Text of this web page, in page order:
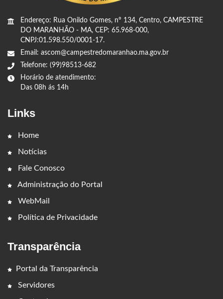
Endereço: Rua Onildo Gomes, nº 134, Centro, CAMPESTRE
DO MARANHÃO - MA, CEP: 65.968-000,
CNPJ:01.598.550/0001-17.
Email: ascom@campestredomaranhao.ma.gov.br
Telefone: (99)98513-682
Horário de atendimento:
Das 08h ás 14h
Links
Home
Notícias
Fale Conosco
Administração do Portal
WebMail
Política de Privacidade
Transparência
Portal da Transparência
Servidores